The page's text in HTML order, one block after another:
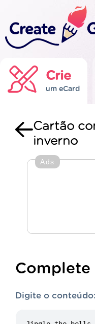
Crie
um eCard
Cartão
inverno
Ads
Complete
Digite o conteúdo: